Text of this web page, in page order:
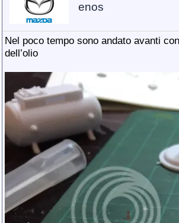
enos
Nel poco tempo sono andato avanti
dell’olio